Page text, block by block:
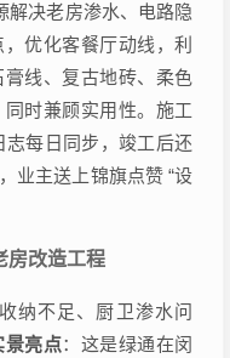
解决老房渗水、电路隐
优化客餐厅动线，利
线、复古地砖、柔色
时兼顾实用性。施工
每日同步，竣工后还
业主送上锦旗点赞 “设
房改造工程
纳不足、厨卫渗水问
景亮点：这是绿通在闵